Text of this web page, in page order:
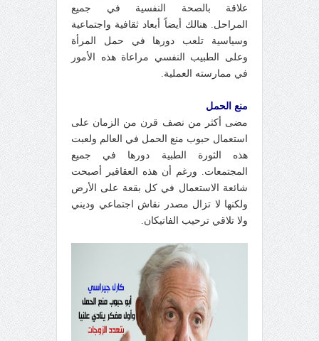
علاقة بالصحة النفسية في جميع
المراحل.
هنالك أيضاً أبعاد ثقافية واجتماعية
وسياسية تلعب دورها في حمل المرأة
وعلى الطبيب النفسي مراعاة هذه الأمور
في ممارسته العملية.
منع الحمل
مضى أكثر من نصف قرن من الزمان على
استعمال حبوب منع الحمل في العالم ولعبت
هذه الثورة الطبية دورها في جميع
المجتمعات. ورغم أن هذه العقاقير أصبحت
شائعة الاستعمال في كل بقعة على الأرض
ولكنها لا تزال مصدر نقاش اجتماعي وديني
ولا تلاقي ترحيب الفاتيكان.